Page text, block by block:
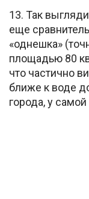
13. Так
еще
«однешка»
площадью 80
что частично
ближе к воде
города, у